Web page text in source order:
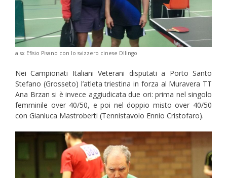
a sx Efisio Pisano con lo svizzero cinese Dllingo
Nei Campionati Italiani Veterani disputati a Porto Santo
Stefano (Grosseto) l’atleta triestina in forza al Muravera TT
Ana Brzan si è invece aggiudicata due ori: prima nel singolo
femminile over 40/50, e poi nel doppio misto over 40/50
con Gianluca Mastroberti (Tennistavolo Ennio Cristofaro).